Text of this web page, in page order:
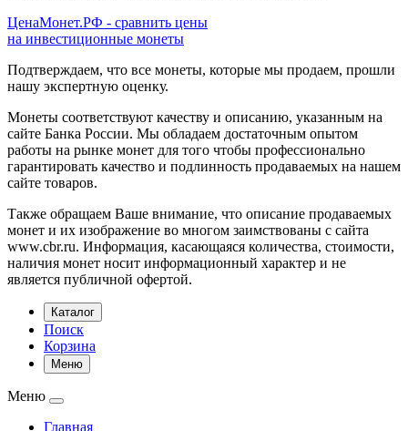
ЦенаМонет.РФ - сравнить цены
на инвестиционные монеты
Подтверждаем, что все монеты, которые мы продаем, прошли
нашу экспертную оценку.
Монеты соответствуют качеству и описанию, указанным на
сайте Банка России. Мы обладаем достаточным опытом
работы на рынке монет для того чтобы профессионально
гарантировать качество и подлинность продаваемых на нашем
сайте товаров.
Также обращаем Ваше внимание, что описание продаваемых
монет и их изображение во многом заимствованы с сайта
www.cbr.ru. Информация, касающаяся количества, стоимости,
наличия монет носит информационный характер и не
является публичной офертой.
Каталог
Поиск
Корзина
Меню
Меню
Главная